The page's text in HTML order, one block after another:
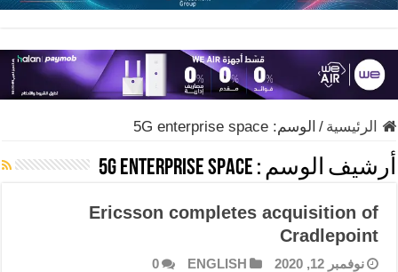
الرئيسية / الوسم:5G enterprise space
أرشيف الوسم : 5G enterprise space
Ericsson completes acquisition of
Cradlepoint
نوفمبر 12, 2020 ENGLISH
0